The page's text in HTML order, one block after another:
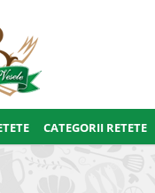
CATEGORII RETETE